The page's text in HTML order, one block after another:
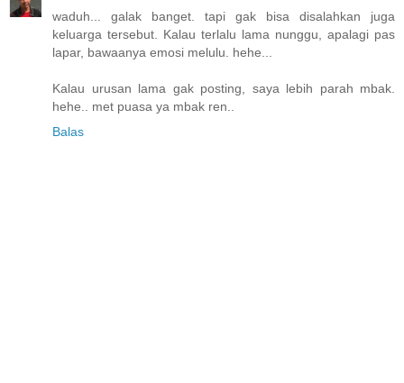
waduh... galak banget. tapi gak bisa disalahkan juga
keluarga tersebut. Kalau terlalu lama nunggu, apalagi pas
lapar, bawaanya emosi melulu. hehe...
Kalau urusan lama gak posting, saya lebih parah mbak.
hehe.. met puasa ya mbak ren..
Balas